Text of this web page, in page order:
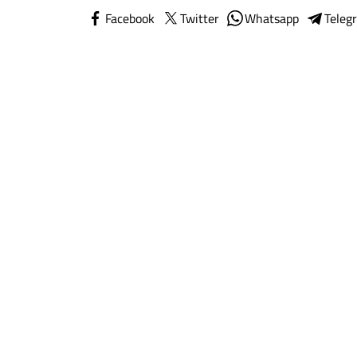
Facebook Twitter Whatsapp